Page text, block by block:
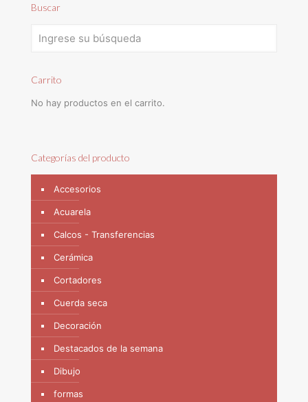
Buscar
Carrito
No hay productos en el carrito.
Categorías del producto
Accesorios
Acuarela
Calcos - Transferencias
Cerámica
Cortadores
Cuerda seca
Decoración
Destacados de la semana
Dibujo
formas